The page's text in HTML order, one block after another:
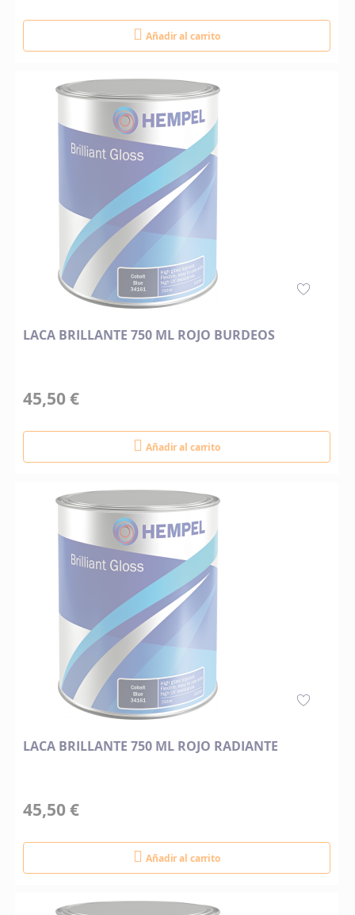
Añadir al carrito
LACA BRILLANTE 750 ML ROJO BURDEOS
45,50 €
Añadir al carrito
LACA BRILLANTE 750 ML ROJO RADIANTE
45,50 €
Añadir al carrito